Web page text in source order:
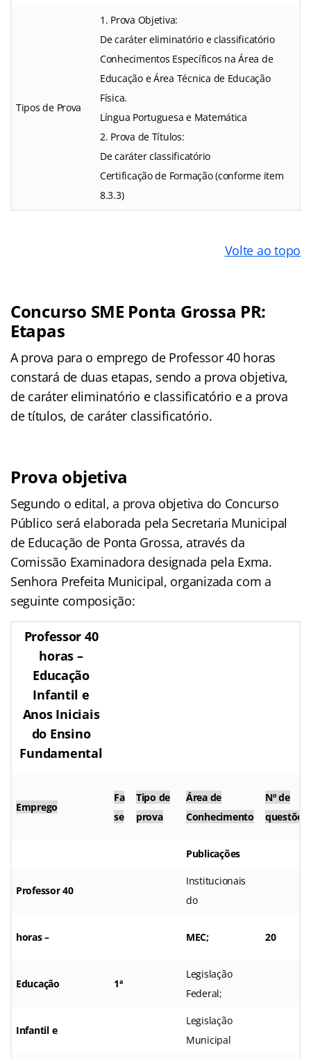
Tipos de Prova
1. Prova Objetiva:
De caráter eliminatório e classificatório
Conhecimentos Específicos na Área de
Educação e Área Técnica de Educação
Física.
Língua Portuguesa e Matemática
2. Prova de Títulos:
De caráter classificatório
Certificação de Formação (conforme item
8.3.3)
Volte ao topo
Concurso SME Ponta Grossa PR:
Etapas
A prova para o emprego de Professor 40 horas
constará de duas etapas, sendo a prova objetiva,
de caráter eliminatório e classificatório e a prova
de títulos, de caráter classificatório.
Prova objetiva
Segundo o edital, a prova objetiva do Concurso
Público será elaborada pela Secretaria Municipal
de Educação de Ponta Grossa, através da
Comissão Examinadora designada pela Exma.
Senhora Prefeita Municipal, organizada com a
seguinte composição:
Professor 40
horas –
Educação
Infantil e
Anos Iniciais
do Ensino
Fundamental
Emprego
Fa
se
Tipo de
prova
Área de
Conhecimento
Nº de
questões
Publicações
Professor 40
Institucionais
do
horas – MEC; 20
Educação 1ª
Legislação
Federal;
Infantil e
Legislação
Municipal